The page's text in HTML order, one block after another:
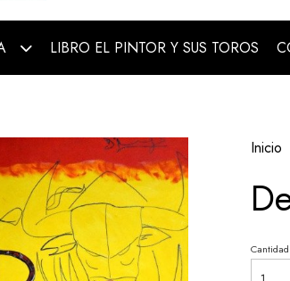
LIBRO EL PINTOR Y SUS TOROS
Inicio
Cantidad